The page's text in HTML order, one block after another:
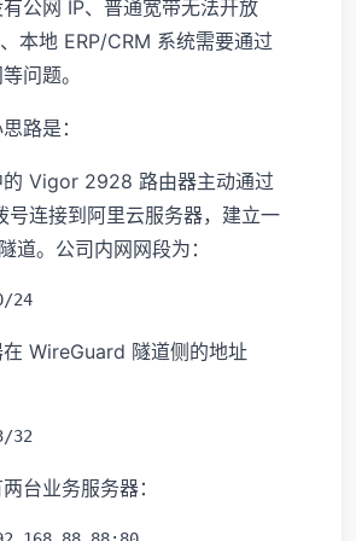
公网 IP、普通宽带无法开放
本地 ERP/CRM 系统需要通过
问题。
路是：
的 Vigor 2928 路由器主动通过
号连接到阿里云服务器，建立一
道。公司内网网段为：
在 WireGuard 隧道侧的地址
台业务服务器：